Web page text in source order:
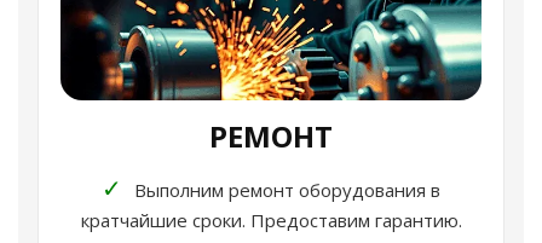
РЕМОНТ
✓
Выполним ремонт оборудования в
кратчайшие сроки. Предоставим гарантию.